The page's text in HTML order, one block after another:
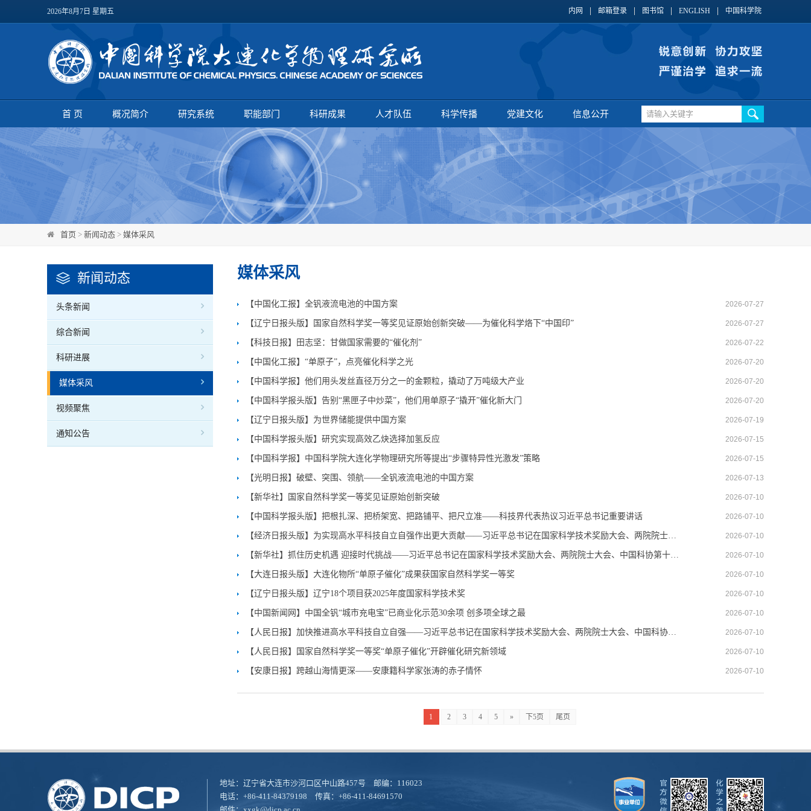
2026年8月7日 星期五 内网 邮箱登录 图书馆 ENGLISH 中国科学院
首 页 概况简介 研究系统 职能部门 科研成果 人才队伍 科学传播 党建文化 信息公开
首页 > 新闻动态 > 媒体采风
新闻动态
头条新闻
综合新闻
科研进展
媒体采风
视频聚焦
通知公告
媒体采风
2026-07-27
【中国化工报】全钒液流电池的中国方案
2026-07-27
【辽宁日报头版】国家自然科学奖一等奖见证原始创新突破——为催化科学烙下“中国印”
2026-07-22
【科技日报】田志坚：甘做国家需要的“催化剂”
2026-07-20
【中国化工报】“单原子”，点亮催化科学之光
2026-07-20
【中国科学报】他们用头发丝直径万分之一的金颗粒，撬动了万吨级大产业
2026-07-20
【中国科学报头版】告别“黑匣子中炒菜”，他们用单原子“撬开”催化新大门
2026-07-19
【辽宁日报头版】为世界储能提供中国方案
2026-07-15
【中国科学报头版】研究实现高效乙炔选择加氢反应
2026-07-15
【中国科学报】中国科学院大连化学物理研究所等提出“步骤特异性光激发”策略
2026-07-13
【光明日报】破壁、突围、领航——全钒液流电池的中国方案
2026-07-10
【新华社】国家自然科学奖一等奖见证原始创新突破
2026-07-10
【中国科学报头版】把根扎深、把桥架宽、把路铺平、把尺立准——科技界代表热议习近平总书记重要讲话
2026-07-10
【经济日报头版】为实现高水平科技自立自强作出更大贡献——习近平总书记在国家科学技术奖励大会、两院院士大会、中国科学技术协会第十一次全国代表大会上的重要讲话引发热烈反响
2026-07-10
【新华社】抓住历史机遇 迎接时代挑战——习近平总书记在国家科学技术奖励大会、两院院士大会、中国科协第十一次全国代表大会上的重要讲话激励广大科技工作者勇担使命
2026-07-10
【大连日报头版】大连化物所“单原子催化”成果获国家自然科学奖一等奖
2026-07-10
【辽宁日报头版】辽宁18个项目获2025年度国家科学技术奖
2026-07-10
【中国新闻网】中国全钒“城市充电宝”已商业化示范30余项 创多项全球之最
2026-07-10
【人民日报】加快推进高水平科技自立自强——习近平总书记在国家科学技术奖励大会、两院院士大会、中国科协十一大上重要讲话激励科技工作者多立新功
2026-07-10
【人民日报】国家自然科学奖一等奖“单原子催化”开辟催化研究新领域
2026-07-10
【安康日报】跨越山海情更深——安康籍科学家张涛的赤子情怀
1 2 3 4 5 » 下5页 尾页
地址：辽宁省大连市沙河口区中山路457号 邮编：116023
电话：+86-411-84379198 传真：+86-411-84691570